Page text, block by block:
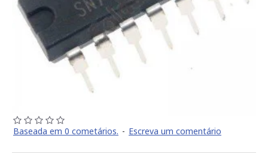
Baseada em 0 cometários. - Escreva um comentário